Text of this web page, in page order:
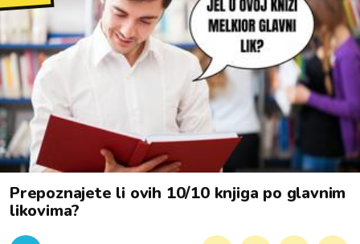
Prepoznajete li ovih 10/10 knjiga po glavnim
likovima?